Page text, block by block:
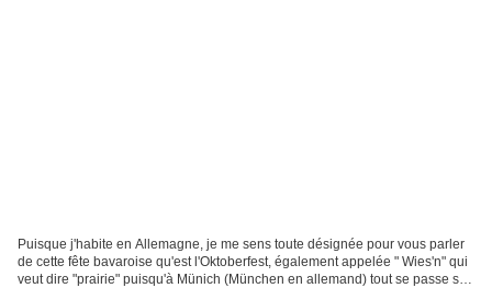
Puisque j'habite en Allemagne, je me sens toute désignée pour vous parler
de cette fête bavaroise qu'est l'Oktoberfest, également appelée " Wies'n" qui
veut dire "prairie" puisqu'à Münich (München en allemand) tout se passe sur